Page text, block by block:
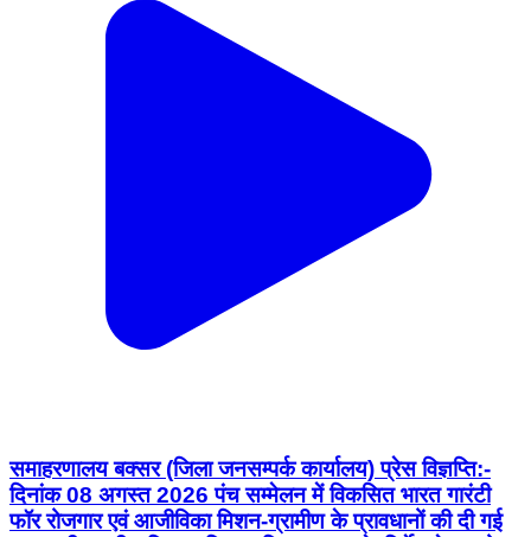
समाहरणालय बक्सर (जिला जनसम्पर्क कार्यालय) प्रेस विज्ञप्ति:-
दिनांक 08 अगस्त 2026 पंच सम्मेलन में विकसित भारत गारंटी
फॉर रोजगार एवं आजीविका मिशन-ग्रामीण के प्रावधानों की दी गई